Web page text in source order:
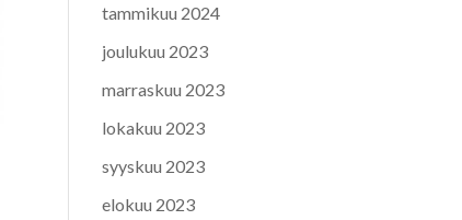
tammikuu 2024
joulukuu 2023
marraskuu 2023
lokakuu 2023
syyskuu 2023
elokuu 2023